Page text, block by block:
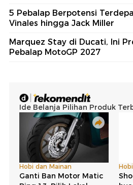
5 Pebalap Berpotensi
Vinales hingga Jack Miller
Marquez Stay di Ducati, Ini
Pebalap MotoGP 2027